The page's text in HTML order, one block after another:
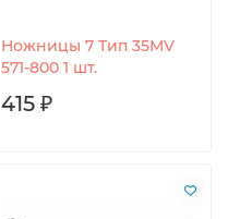
Ножницы 7 Тип 35MV
571-800 1 шт.
415 ₽